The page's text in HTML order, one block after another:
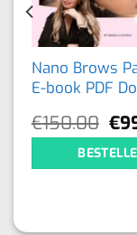
Nano Brows
E-book PDF
€150.00 €